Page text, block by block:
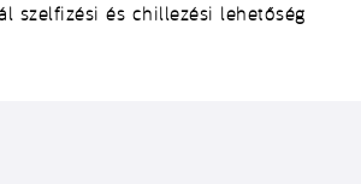
szelfizési és chillezési lehetőség